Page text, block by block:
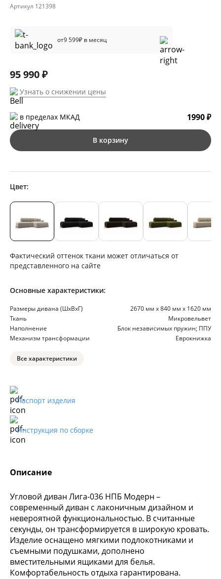
Описание
Угловой диван Лига-036 НПБ Модерн –
современный диван с лаконичным дизайном и
невероятной функциональностью. В считанные
секунды, он трансформируется в широкую кровать.
Изделие оснащено мягкими подлокотниками и
съемными подушками, дополнено
вместительными ящиками для белья.
Комфортабельность отдыха гарантирована.
Артикул 121398
от9 599₽ в месяц
95 990 ₽
Узнать о снижении цены
в пределах МКАД 1990 ₽
В корзину
Цвет:
Фактический оттенок ткани может отличаться от
представленного на сайте
Основные характеристики:
Размеры дивана (ШхВхГ)
2670 мм х 840 мм х 1620 мм
Ткань
Микровельвет
Наполнение
Блок независимых пружин; ППУ
Механизм трансформации
Еврокнижка
Все характеристики
Паспорт изделия
Инструкция по сборке